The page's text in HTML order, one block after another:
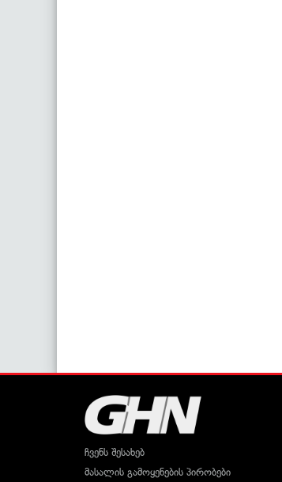
ჩვენს შესახებ
მასალის გამოყენების პირობები